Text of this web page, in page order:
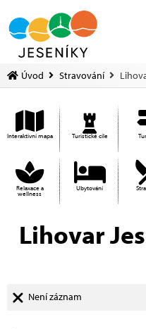
Úvod Stravování
Interaktivní mapa Turistické cíle
Relaxace a
wellness
Ubytování
Lihovar
Není záznam